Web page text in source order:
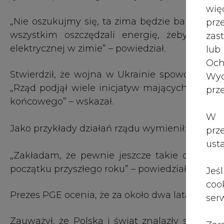
W
Prezes PGE ocenia, że za około dwa lata
Zauważył, że Polska i świat znalazły się w
mieliśmy do czynienia od co najmniej 40 lat.
Polska elektroenergetyka i ciepłownictwo
transformować, ale apelujemy do polityków
przykład polskiej specyfiki wskazał ciepło
Europie.
„Nigdzie nie ma tak rozbudowanego
do UE, aby uwzględniła polską
klimatyczne, redukcyjne, z którymi wiąże
modernizację naszych systemów